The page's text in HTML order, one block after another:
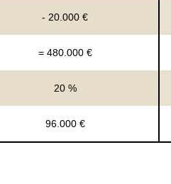
- 20.000 €
= 480.000 €
20 %
96.000 €